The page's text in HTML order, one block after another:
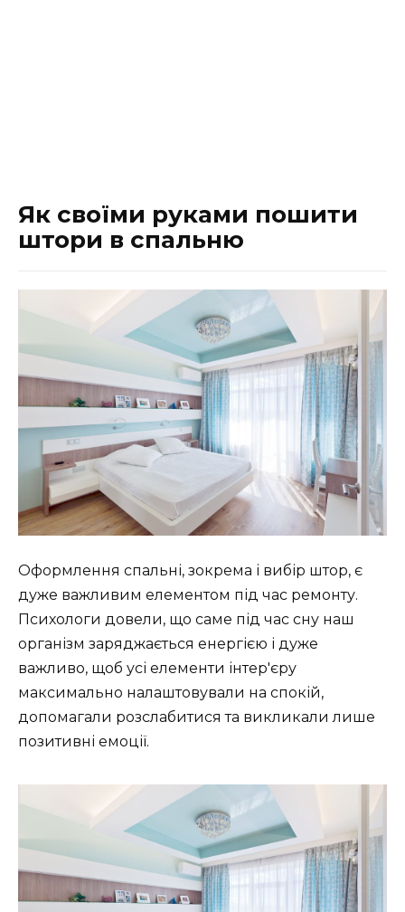
Як своїми руками пошити
штори в спальню
Оформлення спальні, зокрема і вибір штор, є
дуже важливим елементом під час ремонту.
Психологи довели, що саме під час сну наш
організм заряджається енергією і дуже
важливо, щоб усі елементи інтер'єру
максимально налаштовували на спокій,
допомагали розслабитися та викликали лише
позитивні емоції.